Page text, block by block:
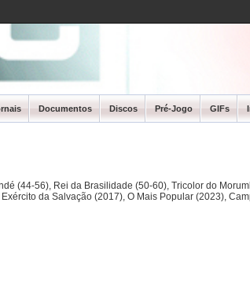
Documentos Discos Pré-Jogo GIFs
(44-56), Rei da Brasilidade (50-60), Tricolor do
da Salvação (2017), O Mais Popular (2023),